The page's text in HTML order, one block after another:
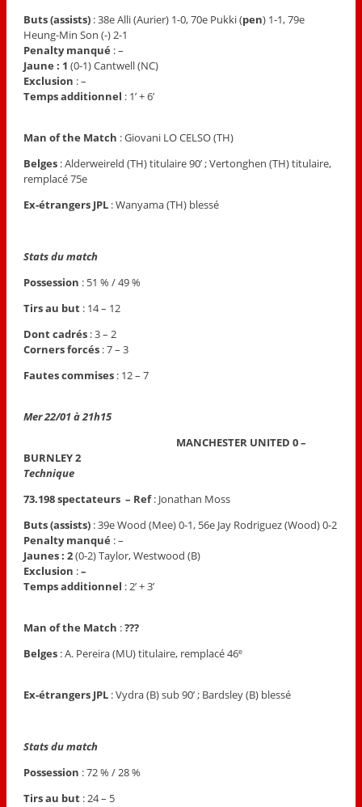
Buts (assists) : 38e Alli (Aurier) 1-0, 70e Pukki (pen) 1-1, 79e
Heung-Min Son (-) 2-1
Penalty manqué : –
Jaune : 1 (0-1) Cantwell (NC)
Exclusion : –
Temps additionnel : 1’ + 6’
Man of the Match : Giovani LO CELSO (TH)
Belges: Alderweireld (TH) titulaire 90’ ; Vertonghen (TH) titulaire,
remplacé 75e
Ex-étrangers JPL : Wanyama (TH) blessé
Stats du match
Possession : 51 % / 49 %
Tirs au but: 14 – 12
Dont cadrés: 3 – 2
Corners forcés: 7 – 3
Fautes commises: 12 – 7
Mer 22/01 à 21h15
MANCHESTER UNITED 0 –
BURNLEY 2
Technique
73.198 spectateurs – Ref: Jonathan Moss
Buts (assists) : 39e Wood (Mee) 0-1, 56e Jay Rodriguez (Wood) 0-2
Penalty manqué : –
Jaunes : 2(0-2) Taylor, Westwood (B)
Exclusion :–
Temps additionnel : 2’ + 3’
Man of the Match :???
Belges: A. Pereira (MU) titulaire, remplacé 46e
Ex-étrangers JPL : Vydra (B) sub 90’ ; Bardsley (B) blessé
Stats du match
Possession : 72 % / 28 %
Tirs au but: 24 – 5